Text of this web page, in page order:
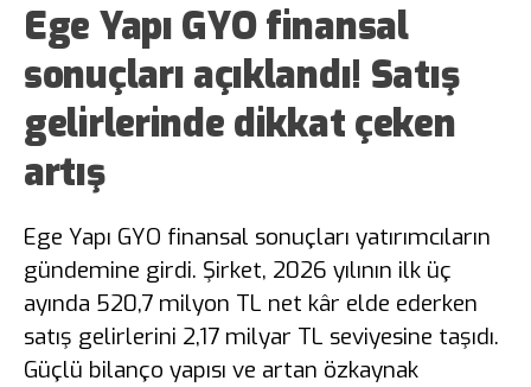
Ege Yapı GYO finansal
sonuçları açıklandı! Satış
gelirlerinde dikkat çeken
artış
Ege Yapı GYO finansal sonuçları yatırımcıların
gündemine girdi. Şirket, 2026 yılının ilk üç
ayında 520,7 milyon TL net kâr elde ederken
satış gelirlerini 2,17 milyar TL seviyesine taşıdı.
Güçlü bilanço yapısı ve artan özkaynak